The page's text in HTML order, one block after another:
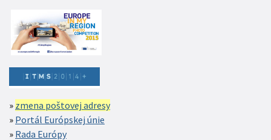
zmena poštovej adresy
Portál Európskej únie
Rada Európy